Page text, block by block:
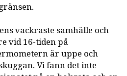
vackraste samhälle och
vid 16-tiden på
är uppe och
Vi fann det inte